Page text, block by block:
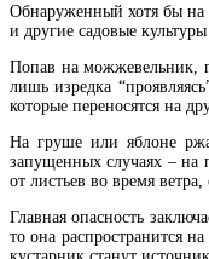
Обнаруженный хотя бы на
и другие садовые
Попав на можжевельник,
лишь изредка
которые переносятся на
На груше или яблоне
запущенных случаях – на
от листьев во время
Главная опасность
то она распространится
кустарник станут